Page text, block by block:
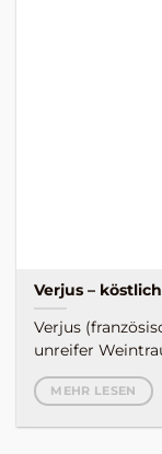
Verjus –
Verjus
unreifer
MEHR LESEN